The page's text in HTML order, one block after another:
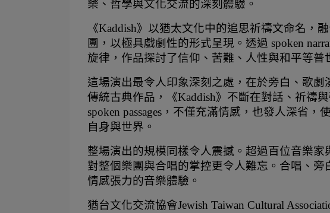
樂、哲學與文化交流的深刻體驗。
《Kaddish》以猶太文化中的追思祈禱文命名，
團，以極具戲劇性的形式呈現。透過 spoken
旋律，作品探討了信仰、苦難、人性與和平等普
這場演出最令人印象深刻之處，在於旁白、歌
傳統古典作品，《Kaddish》不斷在對話、祈禱
spoken passages，不僅充滿情感，也發人深省
自身與世界。
整場演出的規模同樣令人震撼。超過百位音樂
對整個樂團與合唱的掌控更令人難忘。合唱、
情感張力的音樂體驗。
猶台文化交流協會Jewish Taiwan Cultural